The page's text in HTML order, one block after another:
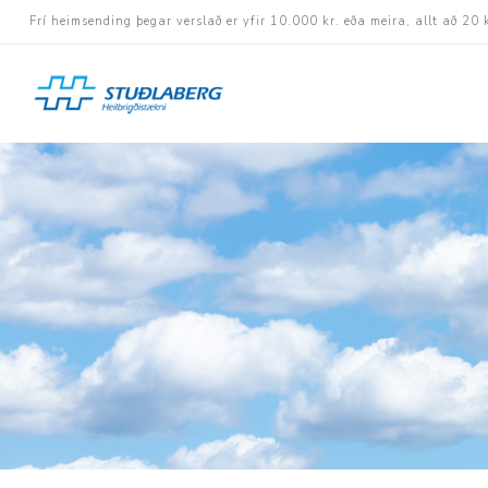
Frí heimsending þegar verslað er yfir 10.000 kr. eða meira, allt að 20
Hjólastólar
Aukabúnaður
Aflbúnaður og
Fastramma
Rafknúnir hjólastólar
Rafskutlur
Krossramma